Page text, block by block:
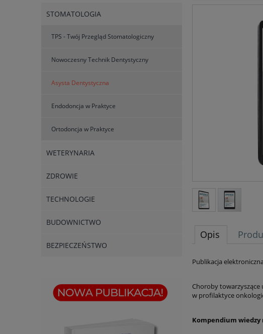
STOMATOLOGIA
TPS - Twój Przegląd Stomatologiczny
Nowoczesny Technik Dentystyczny
Asysta Dentystyczna
Endodoncja w Praktyce
Ortodoncja w Praktyce
WETERYNARIA
ZDROWIE
TECHNOLOGIE
BUDOWNICTWO
BEZPIECZEŃSTWO
Opis
Publikacja
Choroby towarzyszące
w profilaktyce
Kompendium